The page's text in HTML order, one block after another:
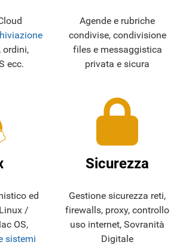
, ordini,
ecc.
Agende e rubriche
condivise, condivisione
files e messaggistica
privata e sicura
ed
/
OS,
sistemi
Sicurezza
Gestione sicurezza reti,
firewalls, proxy, controllo
uso internet, Sovranità
Digitale